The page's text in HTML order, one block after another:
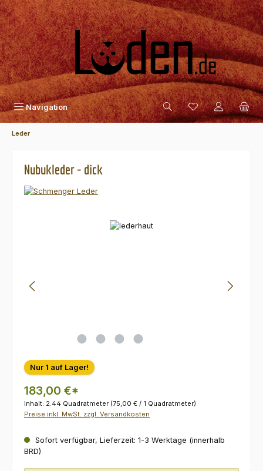
Zum Hauptinhalt springen
Navigation
Leder
Nubukleder - dick
Bildergalerie überspringen
Nur 1 auf Lager!
183,00 €*
Inhalt: 2.44 Quadratmeter (75,00 € / 1 Quadratmeter)
Preise inkl. MwSt. zzgl. Versandkosten
Sofort verfügbar, Lieferzeit: 1-3 Werktage (innerhalb
BRD)